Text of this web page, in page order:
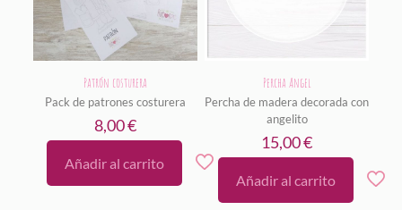
Patrón costurera
Pack de patrones costurera
8,00€
Añadir al carrito
Percha Angel
Percha de madera decorada con
angelito
15,00€
Añadir al carrito